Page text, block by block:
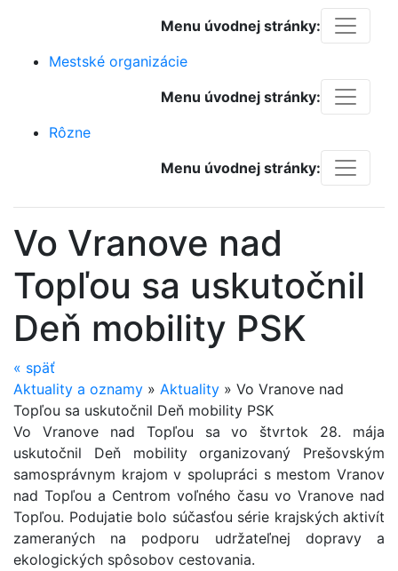
Menu úvodnej stránky:
Mestské organizácie
Menu úvodnej stránky:
Rôzne
Menu úvodnej stránky:
Vo Vranove nad
Topľou sa uskutočnil
Deň mobility PSK
« späť
Aktuality a oznamy » Aktuality » Vo Vranove nad
Topľou sa uskutočnil Deň mobility PSK
Vo Vranove nad Topľou sa vo štvrtok 28. mája
uskutočnil Deň mobility organizovaný Prešovským
samosprávnym krajom v spolupráci s mestom Vranov
nad Topľou a Centrom voľného času vo Vranove nad
Topľou. Podujatie bolo súčasťou série krajských aktivít
zameraných na podporu udržateľnej dopravy a
ekologických spôsobov cestovania.